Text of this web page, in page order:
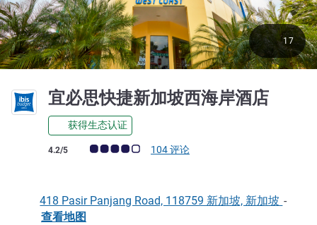
宜必思快捷新加坡西海岸酒店
获得生态认证
客户意见评级 (ALL 评级)
4.2/5 104 评论
17
418 Pasir Panjang Road, 118759 新加坡, 新加坡 -
查看地图